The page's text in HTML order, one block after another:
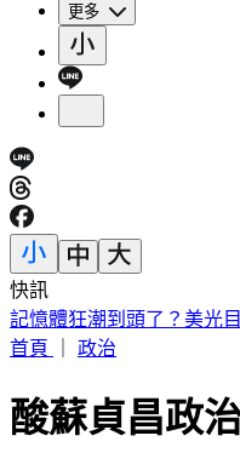
更多
快訊
快訊／新北汐止透天厝火
首頁
政治
酸蘇貞昌政